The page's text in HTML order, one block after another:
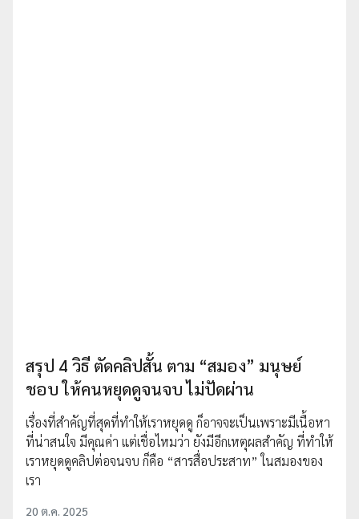
สรุป 4 วิธี ตัดคลิปสั้น ตาม “สมอง” มนุษย์
ชอบ ให้คนหยุดดูจนจบ ไม่ปัดผ่าน
เรื่องที่สำคัญที่สุดที่ทำให้เราหยุดดู ก็อาจจะเป็นเพราะมีเนื้อหา
ที่น่าสนใจ มีคุณค่า แต่เชื่อไหมว่า ยังมีอีกเหตุผลสำคัญ ที่ทำให้
เราหยุดดูคลิปต่อจนจบ ก็คือ “สารสื่อประสาท” ในสมองของ
เรา
20 ต.ค. 2025